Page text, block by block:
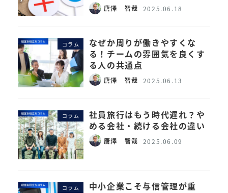
唐澤 智哉 2025.06.18
コラム
なぜか周りが働きやすくな
る！チームの雰囲気を良くす
る人の共通点
唐澤 智哉 2025.06.13
コラム
社員旅行はもう時代遅れ？や
める会社・続ける会社の違い
唐澤 智哉 2025.06.09
コラム
中小企業こそ与信管理が重